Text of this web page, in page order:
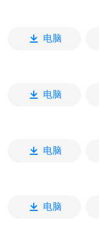
电脑
电脑
电脑
电脑